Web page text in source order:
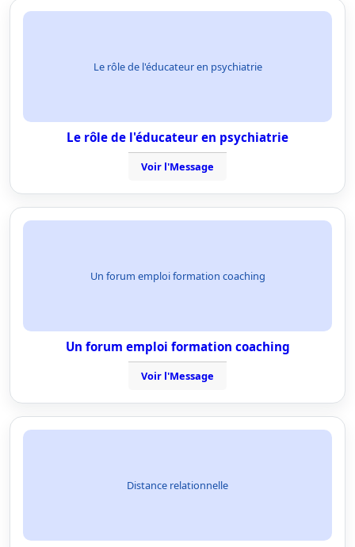
Le rôle de l'éducateur en psychiatrie
Le rôle de l'éducateur en psychiatrie
Voir l'Message
Un forum emploi formation coaching
Un forum emploi formation coaching
Voir l'Message
Distance relationnelle